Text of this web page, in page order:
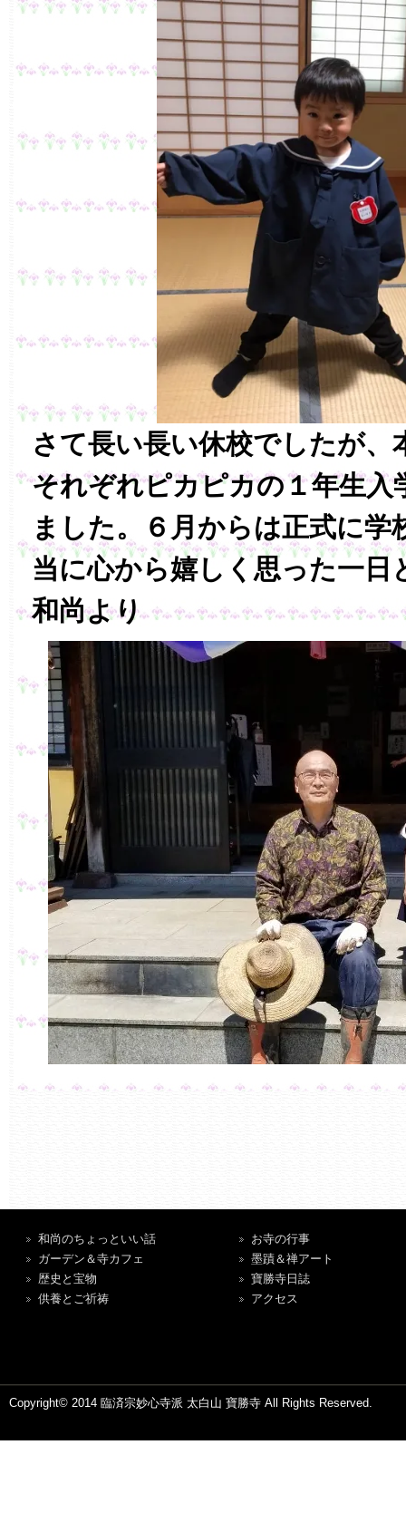
さて長い長い休校でしたが、
それぞれピカピカの１年生入
ました。６月からは正式に学
当に心から嬉しく思った一日
和尚より
和尚のちょっといい話
ガーデン＆寺カフェ
歴史と宝物
供養とご祈祷
お寺の行事
墨蹟＆禅アート
寶勝寺日誌
アクセス
Copyright© 2014 臨済宗妙心寺派 太白山 寶勝寺 All Rights Reserved.